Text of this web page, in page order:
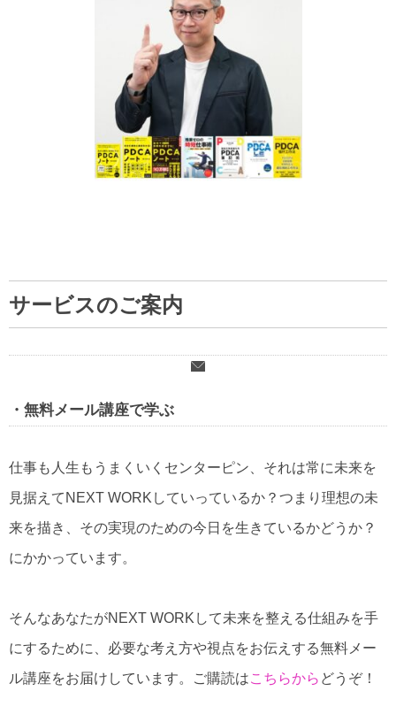
サービスのご案内
・ 無料メール講座で学ぶ
仕事も人生もうまくいくセンターピン、それは常に未来を
見据えてNEXT WORKしていっているか？つまり理想の未
来を描き、その実現のための今日を生きているかどうか？
にかかっています。
そんなあなたがNEXT WORKして未来を整える仕組みを手
にするために、必要な考え方や視点をお伝えする無料メー
ル講座をお届けしています。ご購読はこちらから どうぞ！